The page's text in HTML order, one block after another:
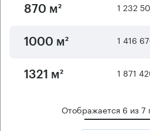
870 м² 1 232
1000 м² 1 416
1321 м² 1 871
Отображается 6 из7